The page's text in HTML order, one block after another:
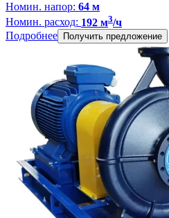
Номин. напор: 64 м
Номин. расход: 192 м3/ч
Подробнее Получить предложение